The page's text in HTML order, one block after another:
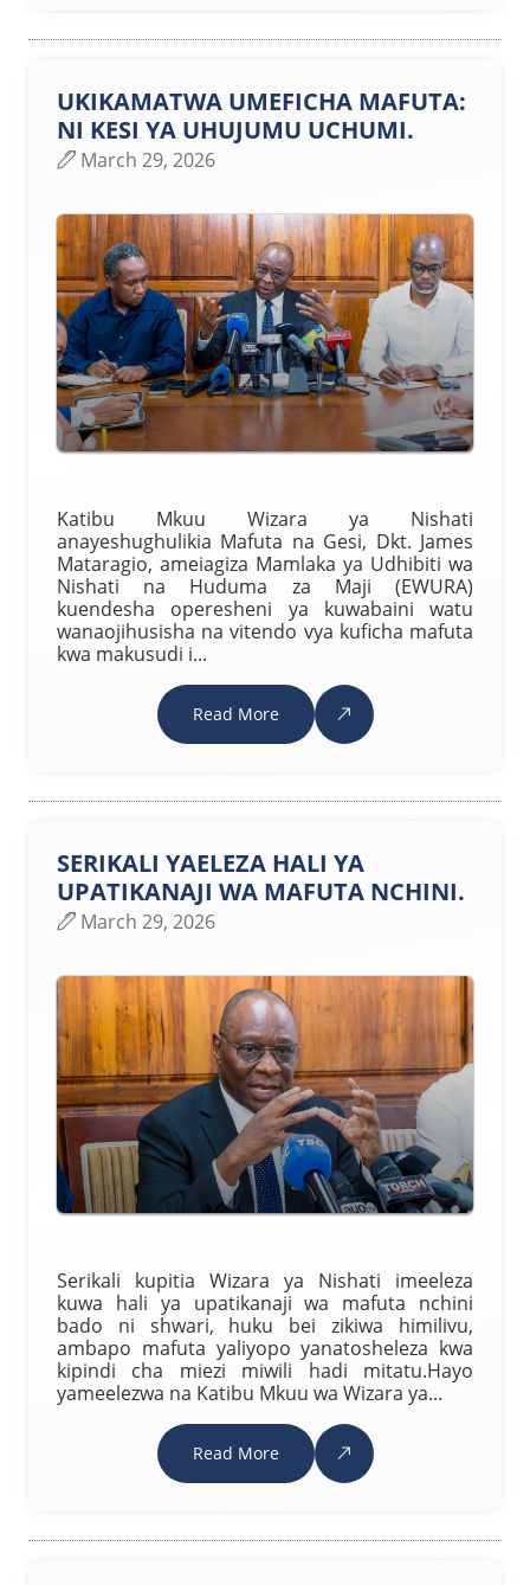
UKIKAMATWA UMEFICHA MAFUTA:
NI KESI YA UHUJUMU UCHUMI.
March 29, 2026
Katibu Mkuu Wizara ya Nishati
anayeshughulikia Mafuta na Gesi, Dkt. James
Mataragio, ameiagiza Mamlaka ya Udhibiti wa
Nishati na Huduma za Maji (EWURA)
kuendesha operesheni ya kuwabaini watu
wanaojihusisha na vitendo vya kuficha mafuta
kwa makusudi i...
Read More
SERIKALI YAELEZA HALI YA
UPATIKANAJI WA MAFUTA NCHINI.
March 29, 2026
Serikali kupitia Wizara ya Nishati imeeleza
kuwa hali ya upatikanaji wa mafuta nchini
bado ni shwari, huku bei zikiwa himilivu,
ambapo mafuta yaliyopo yanatosheleza kwa
kipindi cha miezi miwili hadi mitatu.Hayo
yameelezwa na Katibu Mkuu wa Wizara ya...
Read More